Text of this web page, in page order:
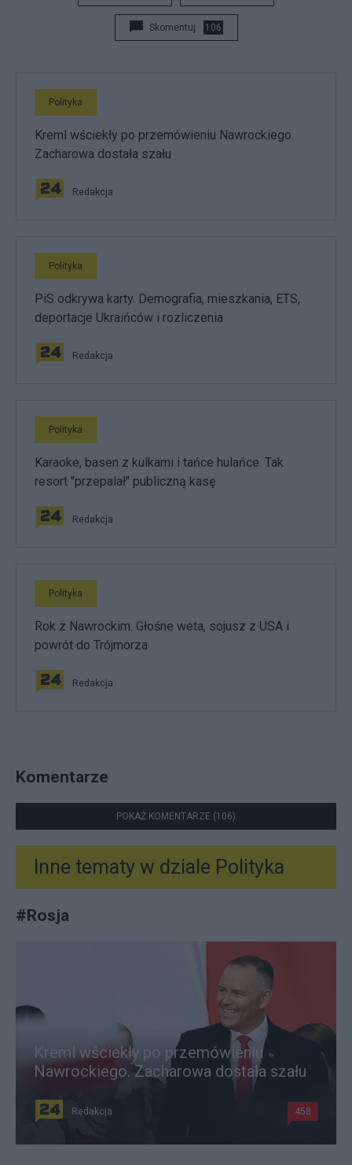
Skomentuj 106
Polityka
Kreml wściekły po przemówieniu Nawrockiego.
Zacharowa dostała szału
Redakcja
Polityka
PiS odkrywa karty. Demografia, mieszkania, ETS,
deportacje Ukraińców i rozliczenia
Redakcja
Polityka
Karaoke, basen z kulkami i tańce hulańce. Tak
resort "przepalał" publiczną kasę
Redakcja
Polityka
Rok z Nawrockim. Głośne weta, sojusz z USA i
powrót do Trójmorza
Redakcja
Komentarze
POKAŻ KOMENTARZE (106)
Inne tematy w dziale Polityka
#Rosja
Kreml wściekły po przemówieniu
Nawrockiego. Zacharowa dostała szału
Redakcja 458